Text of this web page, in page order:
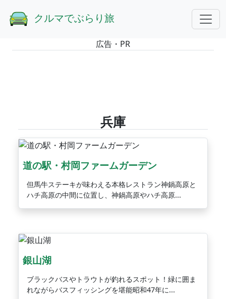
クルマでぶらり旅
広告・PR
兵庫
道の駅・村岡ファームガーデン
但馬牛ステーキが味わえる本格レストラン神鍋高原と
ハチ高原の中間に位置し、神鍋高原やハチ高原...
銀山湖
ブラックバスやトラウトが釣れるスポット！緑に囲ま
れながらバスフィッシングを堪能昭和47年に...